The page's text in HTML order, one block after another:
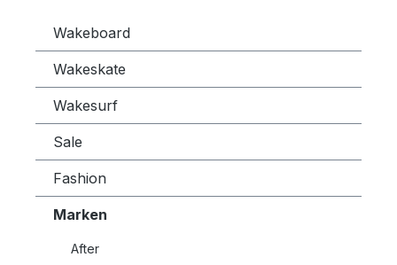
Wakeboard
Wakeskate
Wakesurf
Sale
Fashion
Marken
After